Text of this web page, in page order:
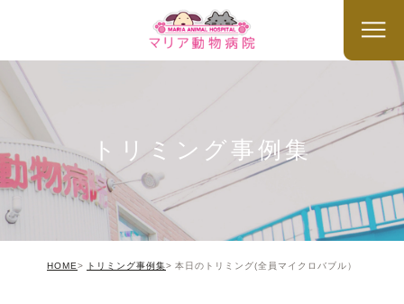
トリミング事例集
HOME トリミング事例集 本日のトリミング(全員マイクロバブル）